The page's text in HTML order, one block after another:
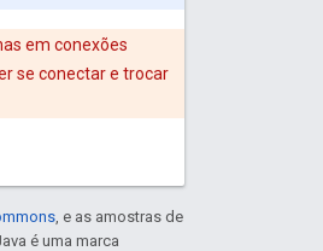
em conexões
se conectar e trocar
, e as amostras de
é uma marca